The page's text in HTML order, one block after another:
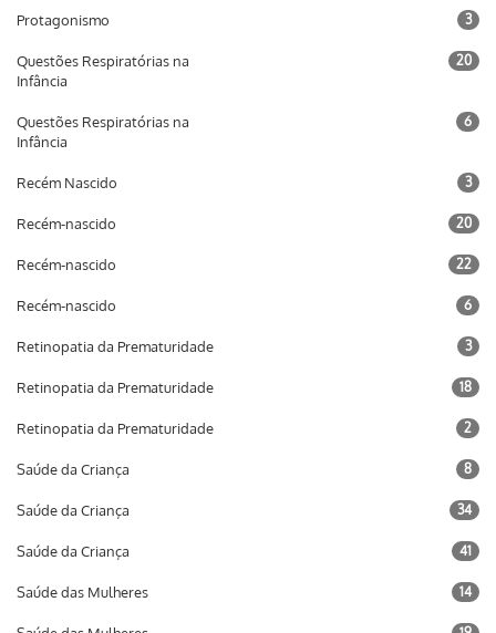
Protagonismo 3
Questões Respiratórias na
Infância
20
Questões Respiratórias na
Infância
6
Recém Nascido 3
Recém-nascido 20
Recém-nascido 22
Recém-nascido 6
Retinopatia da Prematuridade 3
Retinopatia da Prematuridade 18
Retinopatia da Prematuridade 2
Saúde da Criança 8
Saúde da Criança 34
Saúde da Criança 41
Saúde das Mulheres 14